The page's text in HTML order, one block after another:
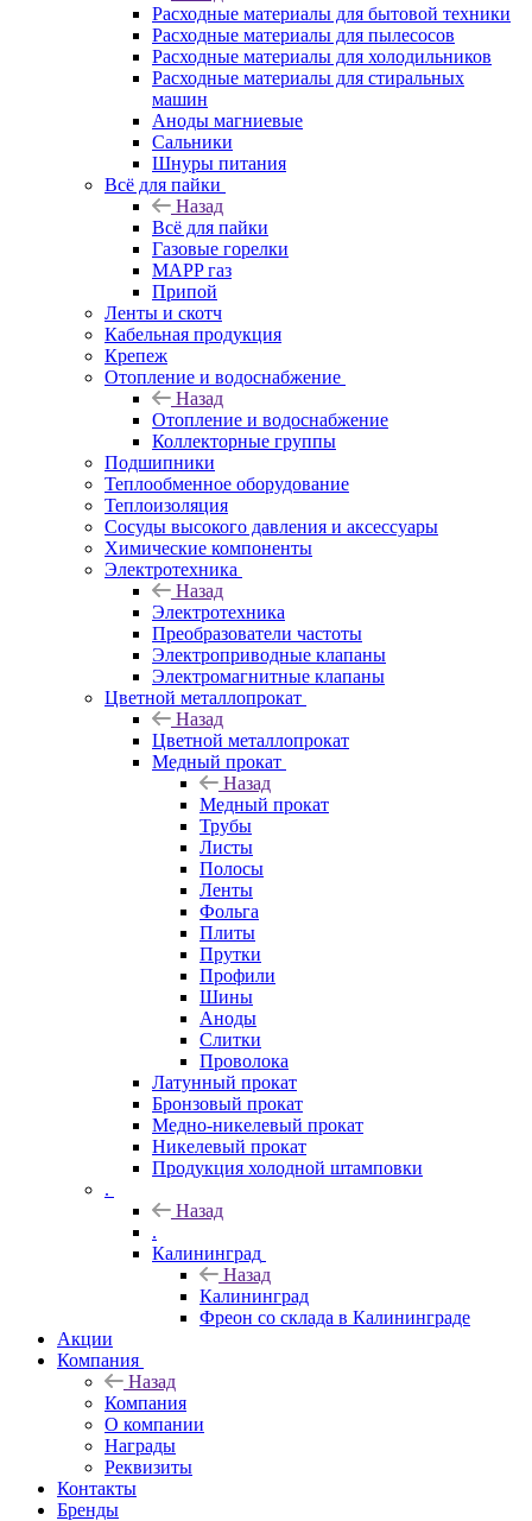
Расходные материалы для бытовой техники
Расходные материалы для пылесосов
Расходные материалы для холодильников
Расходные материалы для стиральных
машин
Аноды магниевые
Сальники
Шнуры питания
Всё для пайки
Назад
Всё для пайки
Газовые горелки
MAPP газ
Припой
Ленты и скотч
Кабельная продукция
Крепеж
Отопление и водоснабжение
Назад
Отопление и водоснабжение
Коллекторные группы
Подшипники
Теплообменное оборудование
Теплоизоляция
Сосуды высокого давления и аксессуары
Химические компоненты
Электротехника
Назад
Электротехника
Преобразователи частоты
Электроприводные клапаны
Электромагнитные клапаны
Цветной металлопрокат
Назад
Цветной металлопрокат
Медный прокат
Назад
Медный прокат
Трубы
Листы
Полосы
Ленты
Фольга
Плиты
Прутки
Профили
Шины
Аноды
Слитки
Проволока
Латунный прокат
Бронзовый прокат
Медно-никелевый прокат
Никелевый прокат
Продукция холодной штамповки
.
Назад
.
Калининград
Назад
Калининград
Фреон со склада в Калининграде
Акции
Компания
Назад
Компания
О компании
Награды
Реквизиты
Контакты
Бренды